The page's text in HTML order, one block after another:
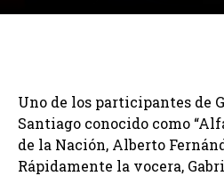
Uno de los participantes de
Santiago conocido como
de la Nación, Alberto
Rápidamente la vocera,